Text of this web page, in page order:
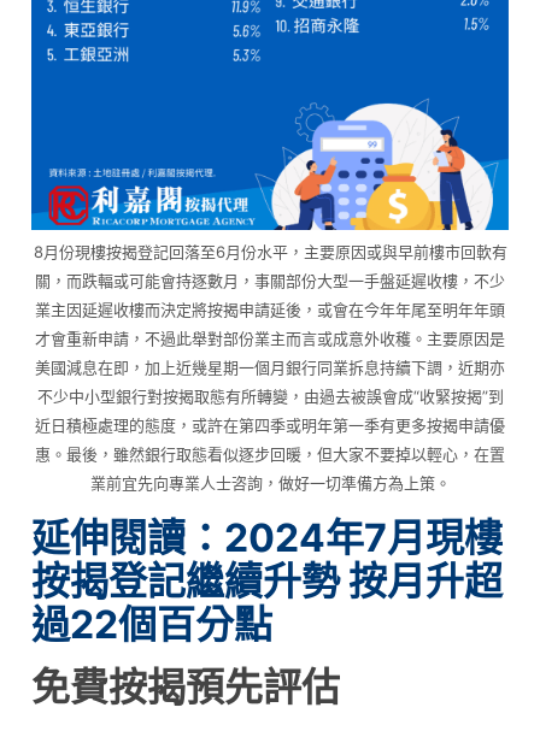
8月份現樓按揭登記回落至6月份水平，主要原因或與早前樓市回軟有
關，而跌輻或可能會持逐數月，事關部份大型一手盤延遲收樓，不少
業主因延遲收樓而決定將按揭申請延後，或會在今年年尾至明年年頭
才會重新申請，不過此舉對部份業主而言或成意外收穫。主要原因是
美國減息在即，加上近幾星期一個月銀行同業拆息持續下調，近期亦
不少中小型銀行對按揭取態有所轉變，由過去被誤會成“收緊按揭”到
近日積極處理的態度，或許在第四季或明年第一季有更多按揭申請優
惠。最後，雖然銀行取態看似逐步回暖，但大家不要掉以輕心，在置
業前宜先向專業人士咨詢，做好一切準備方為上策。
延伸閱讀：2024年7月現樓
按揭登記繼續升勢 按月升超
過22個百分點
免費按揭預先評估